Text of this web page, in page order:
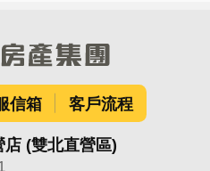
信箱 客戶流程
店 (雙北直營區)